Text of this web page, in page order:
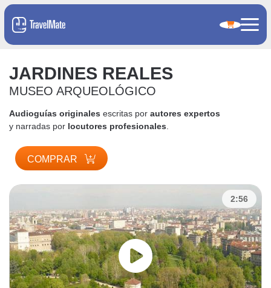
JARDINES REALES
MUSEO ARQUEOLÓGICO
Audioguías originales escritas por autores expertos
y narradas por locutores profesionales
COMPRAR
2:56